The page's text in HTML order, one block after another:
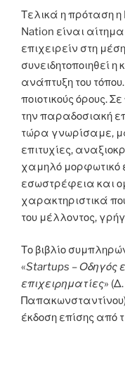
Τελικά η πρόταση
Nation είναι
επιχειρείν στη
συνειδητοποιηθεί
ανάπτυξη του
ποιοτικούς όρους.
την παραδοσιακή
τώρα γνωρίσαμε,
επιτυχίες,
χαμηλό μορφωτικό
εσωστρέφεια και
χαρακτηριστικά
του μέλλοντος,
Το βιβλίο
«Startups – Οδηγός
επιχειρηματίες»
έκδοση επίσης από